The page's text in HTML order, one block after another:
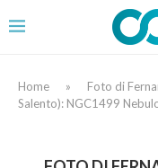
Home »
Foto di
Salento): NGC1499